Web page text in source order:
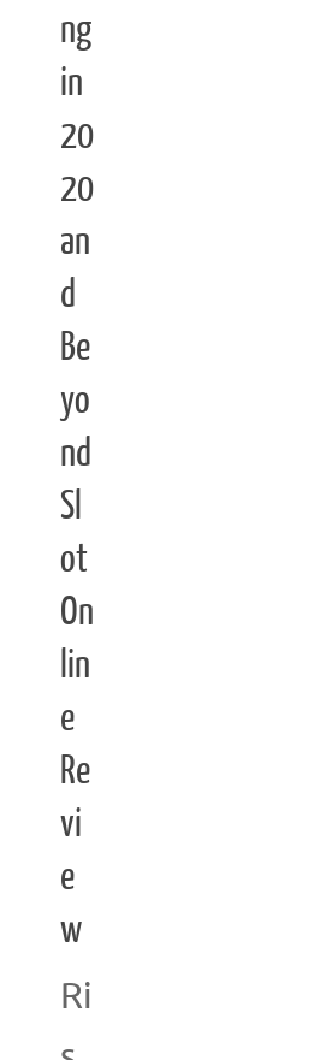
ng
in
20
20
an
d
Be
yo
nd
Sl
ot
On
lin
e
Re
vi
e
w
Ri